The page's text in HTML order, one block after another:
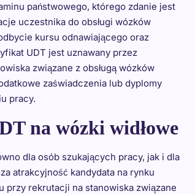
państwowego, którego zdanie jest
uczestnika do obsługi wózków
kursu odnawiającego oraz
UDT jest uznawany przez
związane z obsługą wózków
zaświadczenia lub dyplomy
pracy.
na wózki widłowe
dla osób szukających pracy, jak i dla
atrakcyjność kandydata na rynku
przy rekrutacji na stanowiska związane